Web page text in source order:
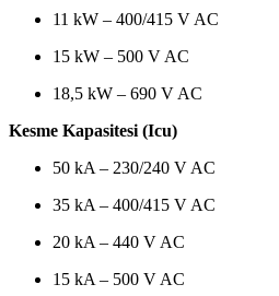
11 kW – 400/415 V AC
15 kW – 500 V AC
18,5 kW – 690 V AC
Kesme Kapasitesi (Icu)
50 kA – 230/240 V AC
35 kA – 400/415 V AC
20 kA – 440 V AC
15 kA – 500 V AC